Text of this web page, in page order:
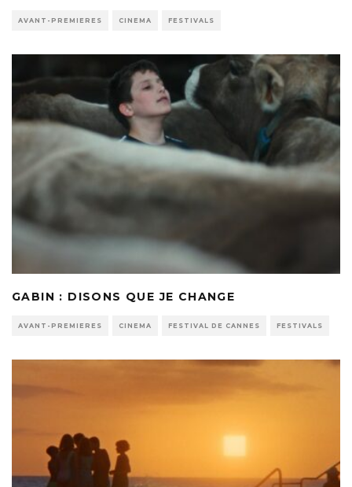
AVANT-PREMIERES CINEMA FESTIVALS
GABIN : DISONS QUE JE CHANGE
AVANT-PREMIERES CINEMA FESTIVAL DE CANNES FESTIVALS